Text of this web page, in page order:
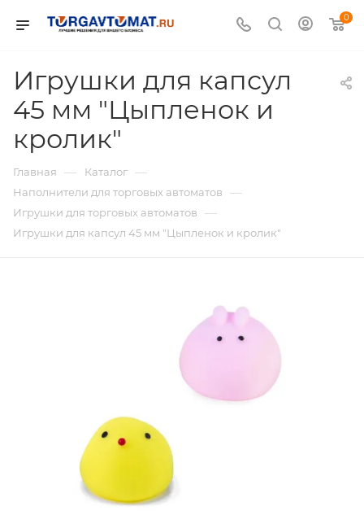
0
Игрушки для капсул
45 мм "Цыпленок и
кролик"
Главная — Каталог —
Наполнители для торговых автоматов —
Игрушки для торговых автоматов —
Игрушки для капсул 45 мм "Цыпленок и кролик"